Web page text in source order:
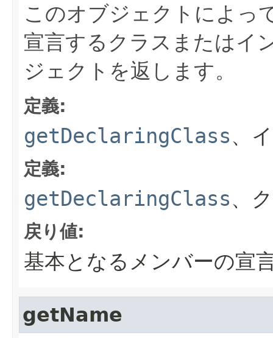
このオブジェクトによっ
宣言するクラスまたはイ
ジェクトを返します。
定義:
getDeclaringClass、
定義:
getDeclaringClass、
戻り値:
基本となるメンバーの宣
getName